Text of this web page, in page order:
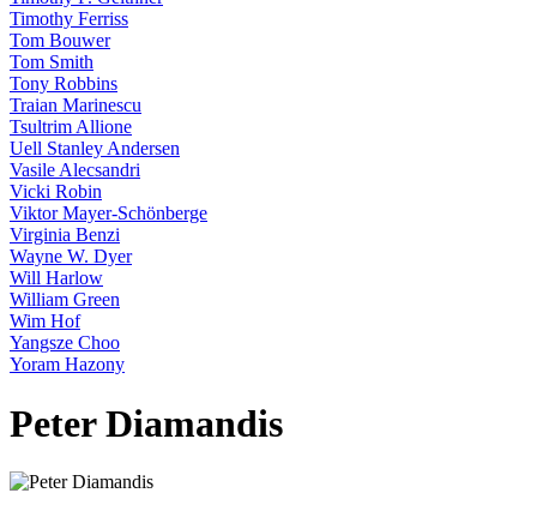
Timothy Ferriss
Tom Bouwer
Tom Smith
Tony Robbins
Traian Marinescu
Tsultrim Allione
Uell Stanley Andersen
Vasile Alecsandri
Vicki Robin
Viktor Mayer-Schönberge
Virginia Benzi
Wayne W. Dyer
Will Harlow
William Green
Wim Hof
Yangsze Choo
Yoram Hazony
Peter Diamandis